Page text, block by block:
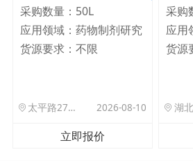
采购数量： 50L
应用领域： 药物制剂研究
货源要求： 不限
太平路27号院北门驿站 2026-08-10
立即报价
采购
应用
货源